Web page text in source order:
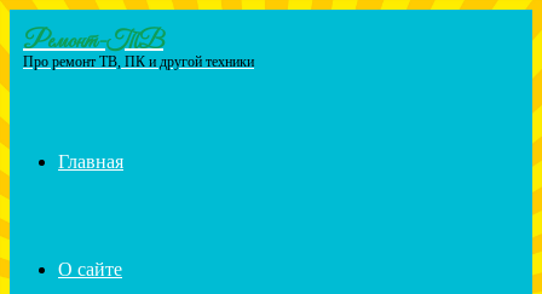
Menu
Ремонт-ТВ
Про ремонт ТВ, ПК и другой техники
Главная
О сайте